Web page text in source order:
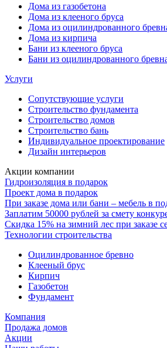
Дома из газобетона
Дома из клееного бруса
Дома из оцилиндрованного
Дома из кирпича
Бани из клееного бруса
Бани из оцилиндрованного
Услуги
Сопутствующие услуги
Строительство фундамента
Строительство домов
Строительство бань
Индивидуальное проектирование
Дизайн интерьеров
Акции компании
Гидроизоляция в подарок
Проект дома в подарок
При заказе дома или бани – мебель в
Заплатим 50000 рублей за смету
Скидка 15% на зимний лес при заказе
Технологии строительства
Оцилиндрованное бревно
Клееный брус
Кирпич
Газобетон
Фундамент
Компания
Продажа домов
Акции